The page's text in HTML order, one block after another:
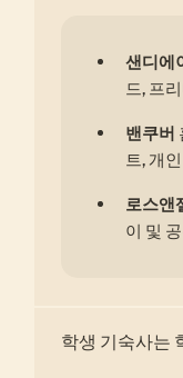
샌디에
드, 프
밴쿠버
트, 개
로스앤
이 및
학생 기숙사는